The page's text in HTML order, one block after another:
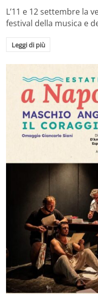
L’11 e 12 settembre la
festival della musica e
Leggi di più